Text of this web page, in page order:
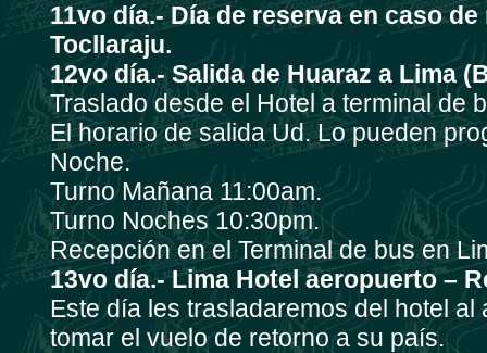
11vo día.- Día de reserva en caso
Tocllaraju.
12vo día.- Salida de Huaraz a Lima
Traslado desde el Hotel a terminal de
El horario de salida Ud. Lo pueden
Noche.
Turno Mañana 11:00am.
Turno Noches 10:30pm.
Recepción en el Terminal de bus en
13vo día.- Lima Hotel aeropuerto –
Este día les trasladaremos del hotel
tomar el vuelo de retorno a su país.